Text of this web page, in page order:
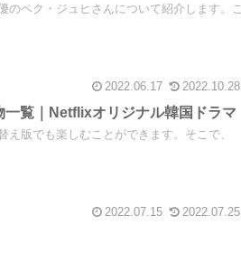
のペク・ジュヒさんについて紹介します。こ
2022.06.17 2022.10.28
覧｜Netflixオリジナル韓国ドラマ
版でも楽しむことができます。そこで、
2022.07.15 2022.07.25